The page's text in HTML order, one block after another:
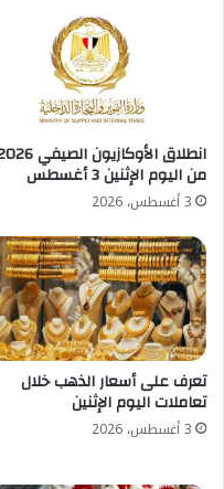
انطلاق الأوكازيون
من اليوم الإثنين 3 أغسطس
3 أغسطس، 2026
تعرف على أسعار الذهب خلال
تعاملات اليوم الإثنين
3 أغسطس، 2026